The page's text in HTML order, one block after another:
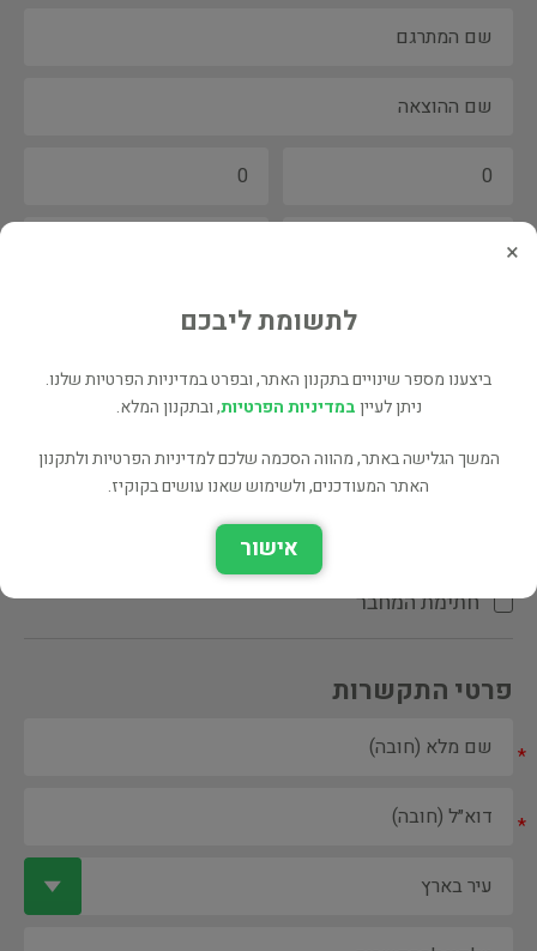
הקדשת המחבר\המתרגם
חתימת המחבר
פרטי התקשרות
*
*
×
לתשומת ליבכם
ביצענו מספר שינויים בתקנון האתר, ובפרט במדיניות הפרטיות שלנו.
ניתן לעייןבמדיניות הפרטיות, ובתקנון המלא.
המשך הגלישה באתר, מהווה הסכמה שלכם למדיניות הפרטיות ולתקנון
האתר המעודכנים, ולשימוש שאנו עושים בקוקיז.
אישור